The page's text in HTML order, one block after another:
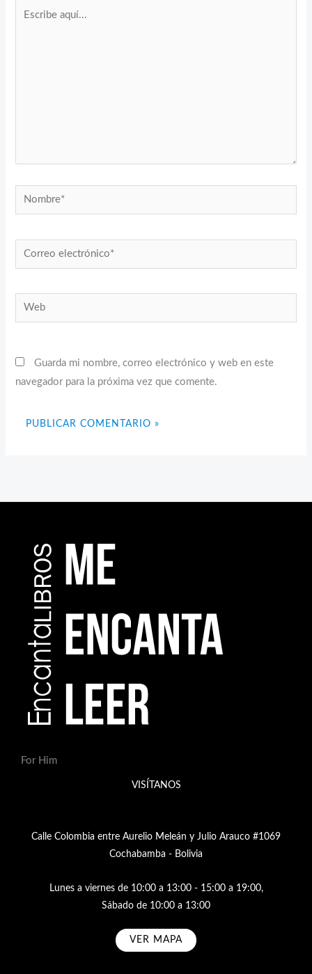
Nombre*
Correo
electrónico*
Web
Guarda mi nombre, correo electrónico y web en este
navegador para la próxima vez que comente.
For Him
VISÍTANOS
Calle Colombia entre Aurelio Meleán y Julio Arauco #1069
Cochabamba - Bolivia
Lunes a viernes de 10:00 a 13:00 - 15:00 a 19:00,
Sábado de 10:00 a 13:00
VER MAPA